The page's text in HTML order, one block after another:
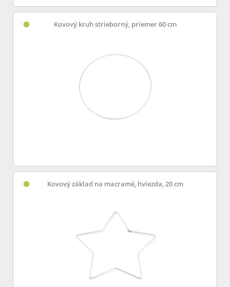
Kovový kruh strieborný, priemer 60 cm
Kovový základ na macramé, hviezda, 20 cm